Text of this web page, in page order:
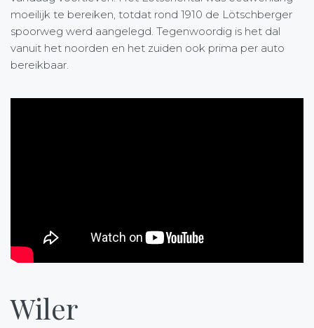
moeilijk te bereiken, totdat rond 1910 de Lötschberger
spoorweg werd aangelegd. Tegenwoordig is het dal
vanuit het noorden en het zuiden ook prima per auto
bereikbaar.
Wiler